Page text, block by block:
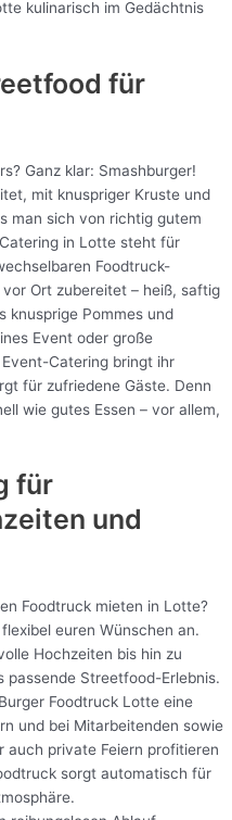
kulinarisch im Gedächtnis
für
Ganz klar: Smashburger!
mit knuspriger Kruste und
man sich von richtig gutem
in Lotte steht für
Foodtruck-
Ort zubereitet – heiß, saftig
knusprige Pommes und
Event oder große
Catering bringt ihr
für zufriedene Gäste. Denn
wie gutes Essen – vor allem,
für
und
Foodtruck mieten in Lotte?
euren Wünschen an.
Hochzeiten bis hin zu
Streetfood-Erlebnis.
Foodtruck Lotte eine
und bei Mitarbeitenden sowie
auch private Feiern profitieren
sorgt automatisch für